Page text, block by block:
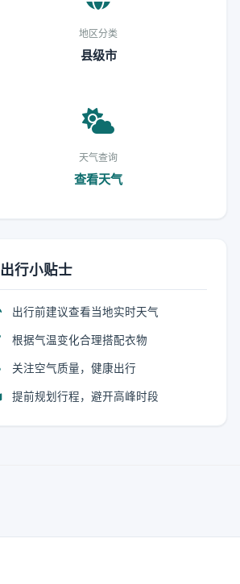
地区分类
县级市
天气查询
查看天气
出行小贴士
出行前建议查看当地实时天气
根据气温变化合理搭配衣物
关注空气质量，健康出行
提前规划行程，避开高峰时段